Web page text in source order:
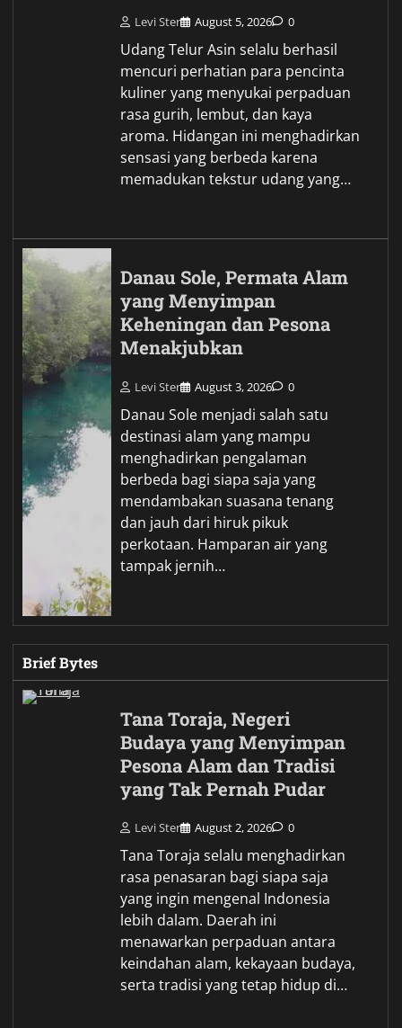
Levi Ster August 5, 2026 0
Udang Telur Asin selalu berhasil
mencuri perhatian para pencinta
kuliner yang menyukai perpaduan
rasa gurih, lembut, dan kaya
aroma. Hidangan ini menghadirkan
sensasi yang berbeda karena
memadukan tekstur udang yang…
Danau Sole, Permata Alam
yang Menyimpan
Keheningan dan Pesona
Menakjubkan
Levi Ster August 3, 2026 0
Danau Sole menjadi salah satu
destinasi alam yang mampu
menghadirkan pengalaman
berbeda bagi siapa saja yang
mendambakan suasana tenang
dan jauh dari hiruk pikuk
perkotaan. Hamparan air yang
tampak jernih…
Brief Bytes
Tana Toraja, Negeri
Budaya yang Menyimpan
Pesona Alam dan Tradisi
yang Tak Pernah Pudar
Levi Ster August 2, 2026 0
Tana Toraja selalu menghadirkan
rasa penasaran bagi siapa saja
yang ingin mengenal Indonesia
lebih dalam. Daerah ini
menawarkan perpaduan antara
keindahan alam, kekayaan budaya,
serta tradisi yang tetap hidup di…